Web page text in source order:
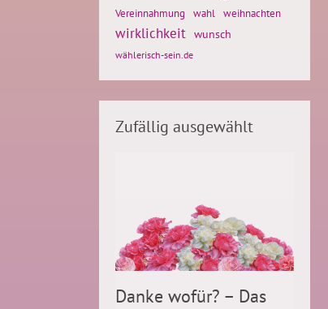
Vereinnahmung wahl weihnachten
wirklichkeit wunsch
wählerisch-sein.de
Zufällig ausgewählt
Danke wofür? – Das